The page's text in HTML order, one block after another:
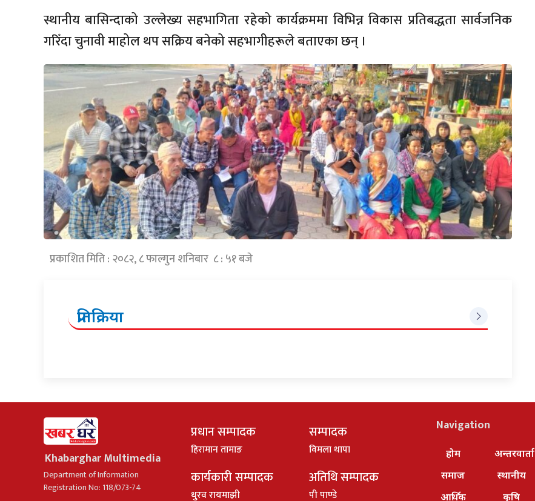
स्थानीय बासिन्दाको उल्लेख्य सहभागिता रहेको कार्यक्रममा विभिन्न विकास प्रतिबद्धता सार्वजनिक
गरिँदा चुनावी माहोल थप सक्रिय बनेको सहभागीहरूले बताएका छन् ।
प्रकाशित मिति : २०८२, ८ फाल्गुन शनिबार ८ : ५१ बजे
प्रतिक्रिया
Khabarghar Multimedia
Department of Information
Registration No: 118/073-74
प्रधान सम्पादक
हिरामान तामाङ
सम्पादक
विमला थापा
कार्यकारी सम्पादक
धु्रव रायमाझी
अतिथि सम्पादक
पी पाण्डे
Navigation
होम
समाज
आर्थिक
अन्तरवार्ता
स्थानीय
कृषि